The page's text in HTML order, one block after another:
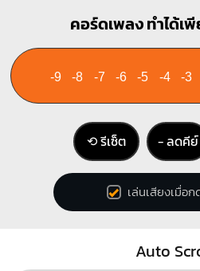
คอร์ดเพลง ทำได้เ
-9 -8 -7 -6 -5 -4 -3
⟲ รีเซ็ต − ลดคีย์
เล่นเสียงเมื่อ
Auto